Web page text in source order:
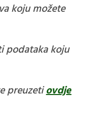
koju možete
podatakakoju
preuzetiovdje